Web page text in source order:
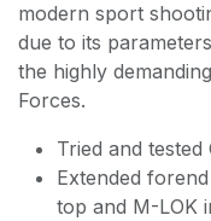
modern sport
due to its
the highly
Forces.
Tried and tested
Extended
top and M-LOK